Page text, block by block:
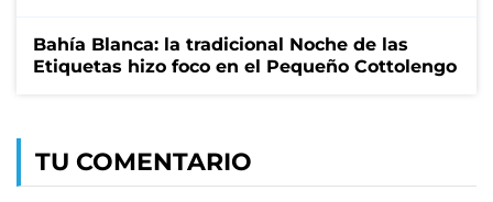
Bahía Blanca: la tradicional Noche de las
Etiquetas hizo foco en el Pequeño Cottolengo
TU COMENTARIO